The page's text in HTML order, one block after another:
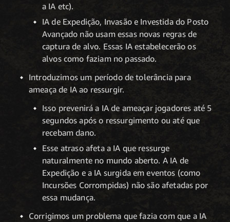
a IA etc).
IA de Expedição, Invasão e Investida do Posto
Avançado não usam essas novas regras de
captura de alvo. Essas IA estabelecerão os
alvos como faziam no passado.
Introduzimos um período de tolerância para
ameaça de IA ao ressurgir.
Isso prevenirá a IA de ameaçar jogadores até 5
segundos após o ressurgimento ou até que
recebam dano.
Esse atraso afeta a IA que ressurge
naturalmente no mundo aberto. A IA de
Expedição e a IA surgida em eventos (como
Incursões Corrompidas) não são afetadas por
essa mudança.
Corrigimos um problema que fazia com que a IA